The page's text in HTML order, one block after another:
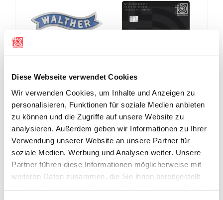
Diese Webseite verwendet Cookies
Wir verwenden Cookies, um Inhalte und Anzeigen zu
personalisieren, Funktionen für soziale Medien anbieten
zu können und die Zugriffe auf unsere Website zu
analysieren. Außerdem geben wir Informationen zu Ihrer
Verwendung unserer Website an unsere Partner für
soziale Medien, Werbung und Analysen weiter. Unsere
Partner führen diese Informationen möglicherweise mit
weiteren Daten zusammen, die Sie ihnen bereitgestellt